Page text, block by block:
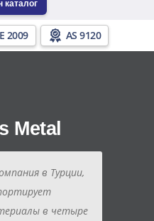
каталог
2009 AS 9120
Metal
в Турции,
в четыре